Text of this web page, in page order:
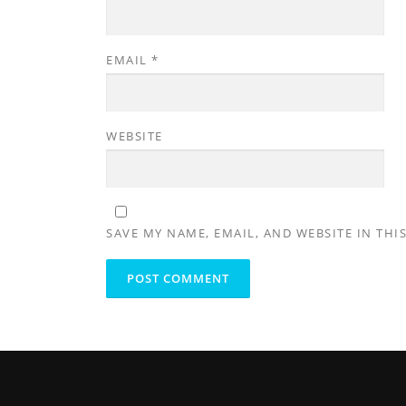
EMAIL *
WEBSITE
SAVE MY NAME, EMAIL, AND WEBSITE IN